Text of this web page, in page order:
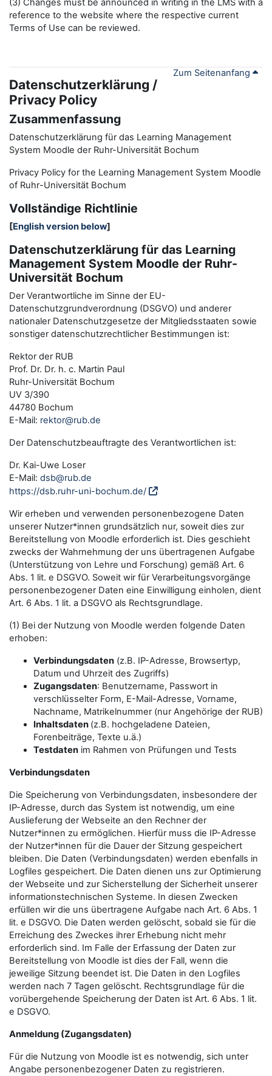
(3) Changes must be announced in writing in the LMS with a
reference to the website where the respective current
Terms of Use can be reviewed.
Zum Seitenanfang
Datenschutzerklärung /
Privacy Policy
Zusammenfassung
Datenschutzerklärung für das Learning Management
System Moodle der Ruhr-Universität Bochum
Privacy Policy for the Learning Management System Moodle
of Ruhr-Universität Bochum
Vollständige Richtlinie
[English version below]
Datenschutzerklärung für das Learning
Management System Moodle der Ruhr-
Universität Bochum
Der Verantwortliche im Sinne der EU-
Datenschutzgrundverordnung (DSGVO) und anderer
nationaler Datenschutzgesetze der Mitgliedsstaaten sowie
sonstiger datenschutzrechtlicher Bestimmungen ist:
Rektor der RUB
Prof. Dr. Dr. h. c. Martin Paul
Ruhr-Universität Bochum
UV 3/390
44780 Bochum
E-Mail: rektor@rub.de
Der Datenschutzbeauftragte des Verantwortlichen ist:
Dr. Kai-Uwe Loser
E-Mail: dsb@rub.de
https://dsb.ruhr-uni-bochum.de/
Wir erheben und verwenden personenbezogene Daten
unserer Nutzer*innen grundsätzlich nur, soweit dies zur
Bereitstellung von Moodle erforderlich ist. Dies geschieht
zwecks der Wahrnehmung der uns übertragenen Aufgabe
(Unterstützung von Lehre und Forschung) gemäß Art. 6
Abs. 1 lit. e DSGVO. Soweit wir für Verarbeitungsvorgänge
personenbezogener Daten eine Einwilligung einholen, dient
Art. 6 Abs. 1 lit. a DSGVO als Rechtsgrundlage.
(1) Bei der Nutzung von Moodle werden folgende Daten
erhoben:
Verbindungsdaten (z.B. IP-Adresse, Browsertyp,
Datum und Uhrzeit des Zugriffs)
Zugangsdaten: Benutzername, Passwort in
verschlüsselter Form, E-Mail-Adresse, Vorname,
Nachname, Matrikelnummer (nur Angehörige der RUB)
Inhaltsdaten (z.B. hochgeladene Dateien,
Forenbeiträge, Texte u.ä.)
Testdaten im Rahmen von Prüfungen und Tests
Verbindungsdaten
Die Speicherung von Verbindungsdaten, insbesondere der
IP-Adresse, durch das System ist notwendig, um eine
Auslieferung der Webseite an den Rechner der
Nutzer*innen zu ermöglichen. Hierfür muss die IP-Adresse
der Nutzer*innen für die Dauer der Sitzung gespeichert
bleiben. Die Daten (Verbindungsdaten) werden ebenfalls in
Logfiles gespeichert. Die Daten dienen uns zur Optimierung
der Webseite und zur Sicherstellung der Sicherheit unserer
informationstechnischen Systeme. In diesen Zwecken
erfüllen wir die uns übertragene Aufgabe nach Art. 6 Abs. 1
lit. e DSGVO. Die Daten werden gelöscht, sobald sie für die
Erreichung des Zweckes ihrer Erhebung nicht mehr
erforderlich sind. Im Falle der Erfassung der Daten zur
Bereitstellung von Moodle ist dies der Fall, wenn die
jeweilige Sitzung beendet ist. Die Daten in den Logfiles
werden nach 7 Tagen gelöscht. Rechtsgrundlage für die
vorübergehende Speicherung der Daten ist Art. 6 Abs. 1 lit.
e DSGVO.
Anmeldung (Zugangsdaten)
Für die Nutzung von Moodle ist es notwendig, sich unter
Angabe personenbezogener Daten zu registrieren.